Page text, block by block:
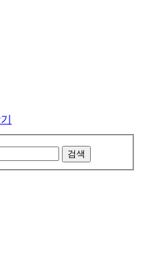
검색